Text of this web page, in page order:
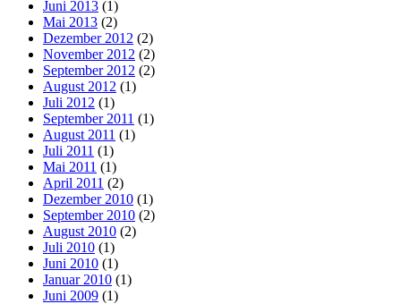
Juni 2013 (1)
Mai 2013 (2)
Dezember 2012 (2)
November 2012 (2)
September 2012 (2)
August 2012 (1)
Juli 2012 (1)
September 2011 (1)
August 2011 (1)
Juli 2011 (1)
Mai 2011 (1)
April 2011 (2)
Dezember 2010 (1)
September 2010 (2)
August 2010 (2)
Juli 2010 (1)
Juni 2010 (1)
Januar 2010 (1)
Juni 2009 (1)